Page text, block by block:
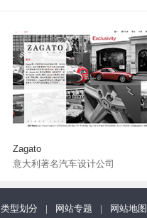
Zagato
意大利著名汽车设计公司
类型划分 | 网站专题 | 网站地图